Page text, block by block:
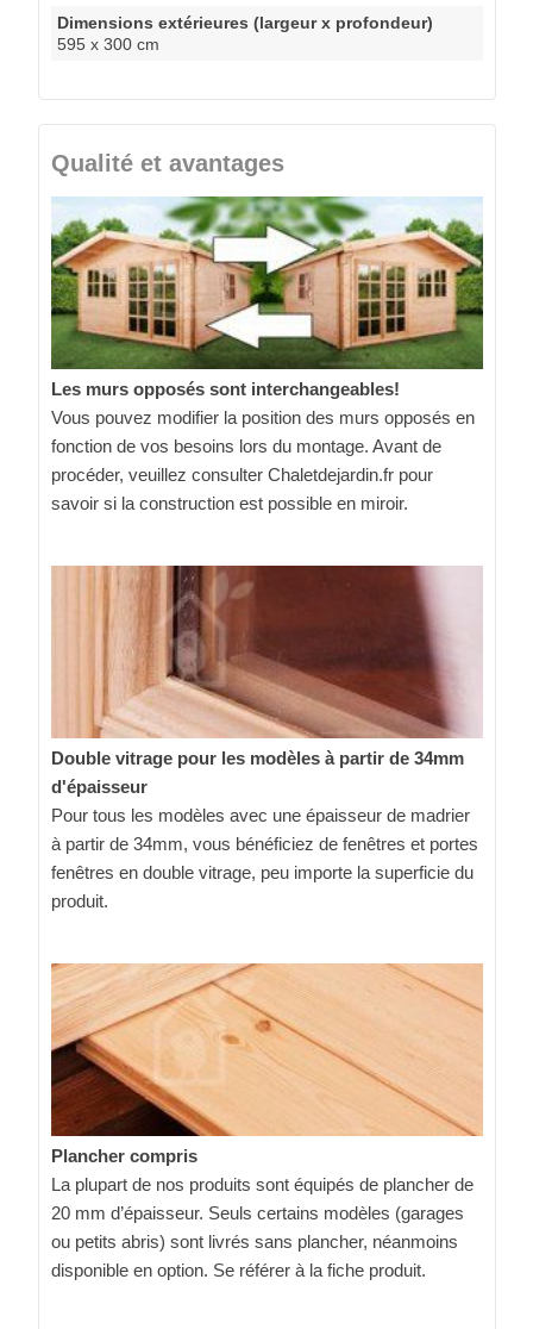
Dimensions extérieures (largeur x profondeur)
595 x 300 cm
Qualité et avantages
Les murs opposés sont interchangeables!
Vous pouvez modifier la position des murs opposés en
fonction de vos besoins lors du montage. Avant de
procéder, veuillez consulter Chaletdejardin.fr pour
savoir si la construction est possible en miroir.
Double vitrage pour les modèles à partir de 34mm
d'épaisseur
Pour tous les modèles avec une épaisseur de madrier
à partir de 34mm, vous bénéficiez de fenêtres et portes
fenêtres en double vitrage, peu importe la superficie du
produit.
Plancher compris
La plupart de nos produits sont équipés de plancher de
20 mm d’épaisseur. Seuls certains modèles (garages
ou petits abris) sont livrés sans plancher, néanmoins
disponible en option. Se référer à la fiche produit.